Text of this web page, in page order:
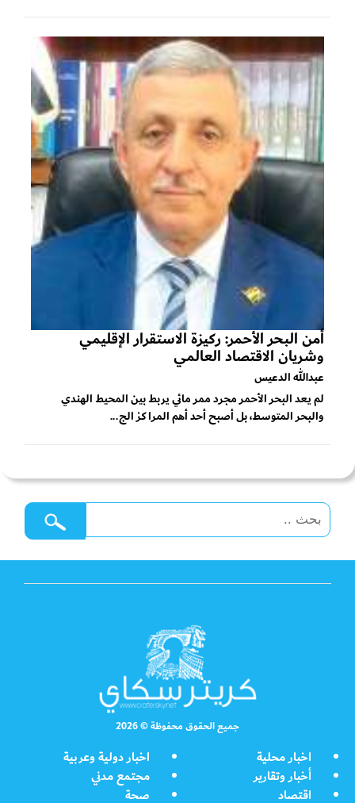
أمن البحر الأحمر: ركيزة الاستقرار الإقليمي
وشريان الاقتصاد العالمي
عبدالله الدعيس
لم يعد البحر الأحمر مجرد ممر مائي يربط بين المحيط الهندي
والبحر المتوسط، بل أصبح أحد أهم المراكز الج...
جميع الحقوق محفوظة © 2026
اخبار محلية
اخبار دولية وعربية
أخبار وتقارير
مجتمع مدني
اقتصاد
صحة